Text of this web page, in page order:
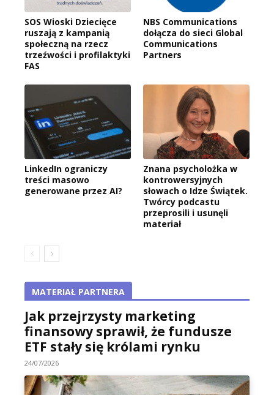
SOS Wioski Dziecięce
ruszają z kampanią
społeczną na rzecz
trzeźwości i profilaktyki
FAS
NBS Communications
dołącza do sieci Global
Communications
Partners
LinkedIn ograniczy
treści masowo
generowane przez AI?
Znana psycholożka w
kontrowersyjnych
słowach o Idze Świątek.
Twórcy podcastu
przeprosili i usunęli
materiał
MATERIAŁ PARTNERA
Jak przejrzysty marketing
finansowy sprawił, że fundusze
ETF stały się królami rynku
24/07/2026